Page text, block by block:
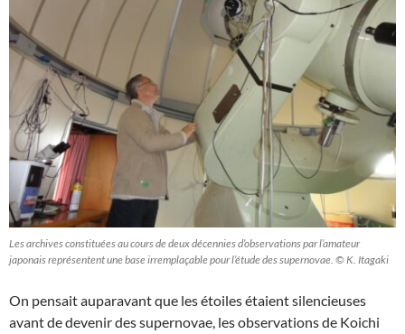
Les archives constituées au cours de deux décennies d’observations par l’amateur
japonais représentent une base irremplaçable pour l’étude des supernovae. © K. Itagaki
On pensait auparavant que les étoiles étaient silencieuses
avant de devenir des supernovae, les observations de Koichi